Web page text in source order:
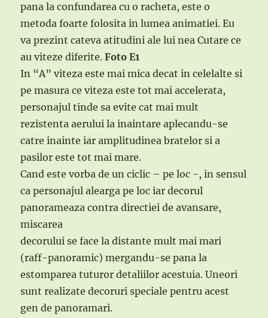
pana la confundarea cu o racheta, este o
metoda foarte folosita in lumea animatiei. Eu
va prezint cateva atitudini ale lui nea Cutare ce
au viteze diferite.Foto E1
In “A” viteza este mai mica decat in celelalte si
pe masura ce viteza este tot mai accelerata,
personajul tinde sa evite cat mai mult
rezistenta aerului la inaintare aplecandu-se
catre inainte iar amplitudinea bratelor si a
pasilor este tot mai mare.
Cand este vorba de un ciclic – pe loc -, in sensul
ca personajul alearga pe loc iar decorul
panorameaza contra directiei de avansare,
miscarea
decorului se face la distante mult mai mari
(raff-panoramic) mergandu-se pana la
estomparea tuturor detaliilor acestuia. Uneori
sunt realizate decoruri speciale pentru acest
gen de panoramari.